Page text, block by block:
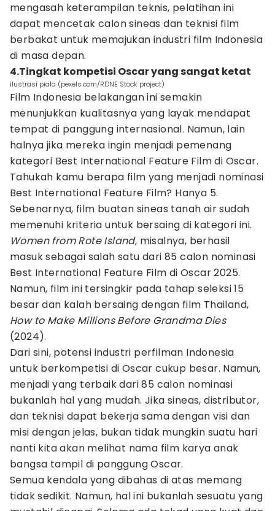
mengasah keterampilan teknis, pelatihan ini
dapat mencetak calon sineas dan teknisi film
berbakat untuk memajukan industri film Indonesia
di masa depan.
4.Tingkat kompetisi Oscar yang sangat ketat
ilustrasi piala (pexels.com/RDNE Stock project)
Film Indonesia belakangan ini semakin
menunjukkan kualitasnya yang layak mendapat
tempat di panggung internasional. Namun, lain
halnya jika mereka ingin menjadi pemenang
kategori Best International Feature Film di Oscar.
Tahukah kamu berapa film yang menjadi nominasi
Best International Feature Film? Hanya 5.
Sebenarnya, film buatan sineas tanah air sudah
memenuhi kriteria untuk bersaing di kategori ini.
Women from Rote Island, misalnya, berhasil
masuk sebagai salah satu dari 85 calon nominasi
Best International Feature Film di Oscar 2025.
Namun, film ini tersingkir pada tahap seleksi 15
besar dan kalah bersaing dengan film Thailand,
How to Make Millions Before Grandma Dies
(2024).
Dari sini, potensi industri perfilman Indonesia
untuk berkompetisi di Oscar cukup besar. Namun,
menjadi yang terbaik dari 85 calon nominasi
bukanlah hal yang mudah. Jika sineas, distributor,
dan teknisi dapat bekerja sama dengan visi dan
misi dengan jelas, bukan tidak mungkin suatu hari
nanti kita akan melihat nama film karya anak
bangsa tampil di panggung Oscar.
Semua kendala yang dibahas di atas memang
tidak sedikit. Namun, hal ini bukanlah sesuatu yang